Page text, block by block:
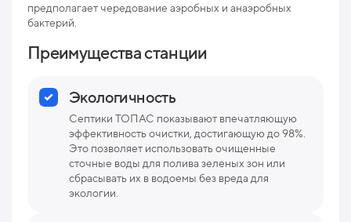
предполагает чередование аэробных и анаэробных
бактерий.
Преимущества станции
Экологичность
Септики ТОПАС показывают впечатляющую
эффективность очистки, достигающую до 98%.
Это позволяет использовать очищенные
сточные воды для полива зеленых зон или
сбрасывать их в водоемы без вреда для
экологии.